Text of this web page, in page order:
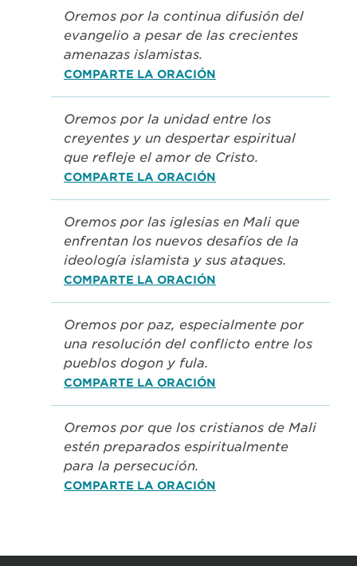
Oremos por la continua difusión del
evangelio a pesar de las crecientes
amenazas islamistas.
COMPARTE LA ORACIÓN
Oremos por la unidad entre los
creyentes y un despertar espiritual
que refleje el amor de Cristo.
COMPARTE LA ORACIÓN
Oremos por las iglesias en Mali que
enfrentan los nuevos desafíos de la
ideología islamista y sus ataques.
COMPARTE LA ORACIÓN
Oremos por paz, especialmente por
una resolución del conflicto entre los
pueblos dogon y fula.
COMPARTE LA ORACIÓN
Oremos por que los cristianos de Mali
estén preparados espiritualmente
para la persecución.
COMPARTE LA ORACIÓN